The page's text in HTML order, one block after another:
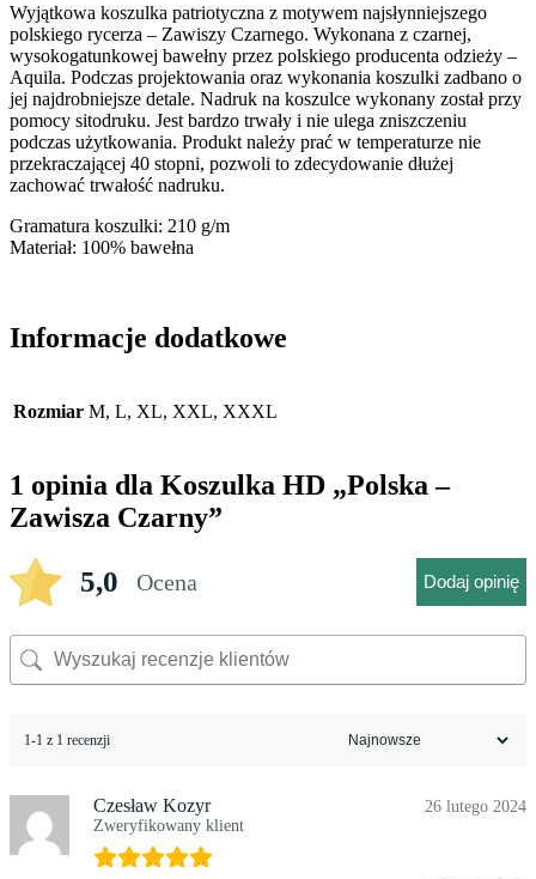
Wyjątkowa koszulka patriotyczna z motywem najsłynniejszego
polskiego rycerza – Zawiszy Czarnego. Wykonana z czarnej,
wysokogatunkowej bawełny przez polskiego producenta odzieży –
Aquila. Podczas projektowania oraz wykonania koszulki zadbano o
jej najdrobniejsze detale. Nadruk na koszulce wykonany został przy
pomocy sitodruku. Jest bardzo trwały i nie ulega zniszczeniu
podczas użytkowania. Produkt należy prać w temperaturze nie
przekraczającej 40 stopni, pozwoli to zdecydowanie dłużej
zachować trwałość nadruku.
Gramatura koszulki: 210 g/m
Materiał: 100% bawełna
Informacje dodatkowe
Rozmiar M, L, XL, XXL, XXXL
1 opinia dla Koszulka HD „Polska –
Zawisza Czarny”
5,0 Ocena Dodaj opinię
1-1 z 1 recenzji
Czesław Kozyr
Zweryfikowany klient
26 lutego 2024